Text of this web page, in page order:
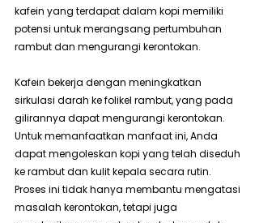
kafein yang terdapat dalam kopi memiliki
potensi untuk merangsang pertumbuhan
rambut dan mengurangi kerontokan.
Kafein bekerja dengan meningkatkan
sirkulasi darah ke folikel rambut, yang pada
gilirannya dapat mengurangi kerontokan.
Untuk memanfaatkan manfaat ini, Anda
dapat mengoleskan kopi yang telah diseduh
ke rambut dan kulit kepala secara rutin.
Proses ini tidak hanya membantu mengatasi
masalah kerontokan, tetapi juga